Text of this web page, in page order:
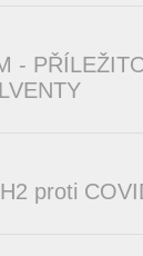
-
proti